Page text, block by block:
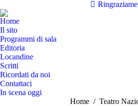
Home
Il sito
Programmi di sala
Editoria
Locandine
Scritti
Ricordati da noi
Contattaci
In scena oggi
Tu sei qui:
Home Teatro